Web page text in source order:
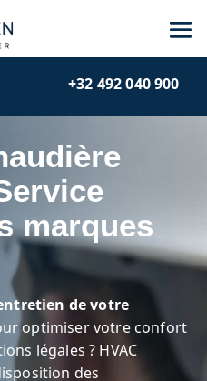
+32 492 040 900
marques
de votre
optimiser votre confort
légales ? HVAC
des